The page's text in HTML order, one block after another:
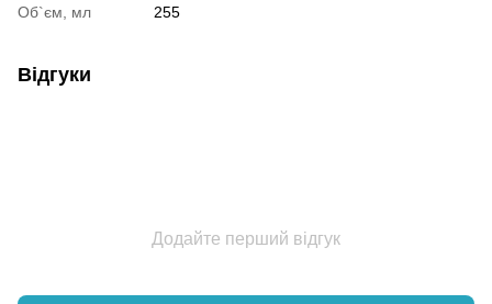
Об`єм, мл
255
Відгуки
Додайте перший відгук